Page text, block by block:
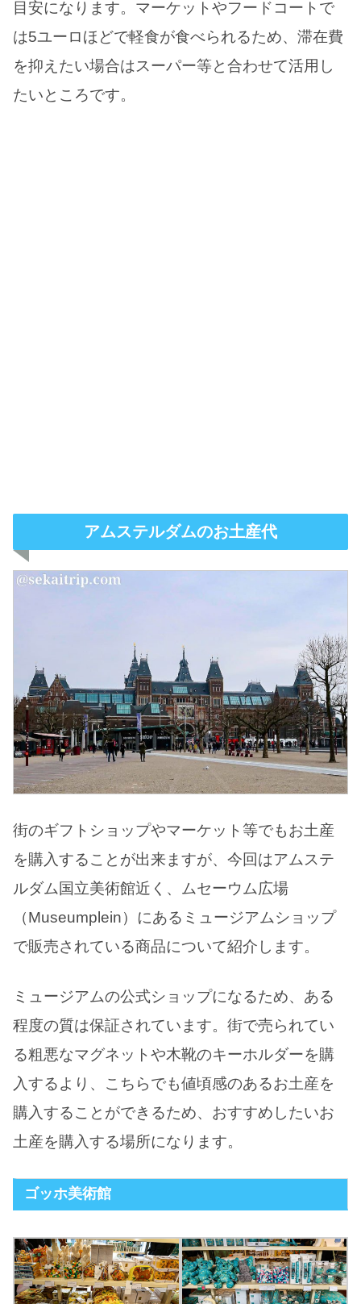
目安になります。マーケットやフードコートで
は5ユーロほどで軽食が食べられるため、滞在費
を抑えたい場合はスーパー等と合わせて活用し
たいところです。
アムステルダムのお土産代
街のギフトショップやマーケット等でもお土産
を購入することが出来ますが、今回はアムステ
ルダム国立美術館近く、ムセーウム広場
（Museumplein）にあるミュージアムショップ
で販売されている商品について紹介します。
ミュージアムの公式ショップになるため、ある
程度の質は保証されています。街で売られてい
る粗悪なマグネットや木靴のキーホルダーを購
入するより、こちらでも値頃感のあるお土産を
購入することができるため、おすすめしたいお
土産を購入する場所になります。
ゴッホ美術館